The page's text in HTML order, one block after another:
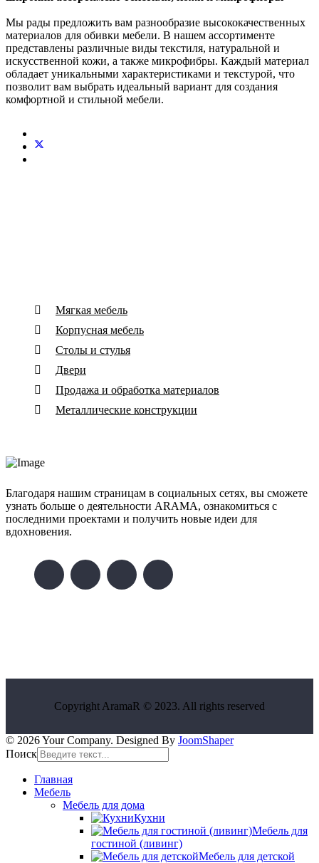
Мы рады предложить вам разнообразие высококачественных
материалов для обивки мебели. В нашем ассортименте
представлены различные виды текстиля, натуральной и
искусственной кожи, а также микрофибры. Каждый материал
обладает уникальными характеристиками и текстурой, что
позволит вам выбрать идеальный вариант для создания
комфортной и стильной мебели.
Мягкая мебель
Корпусная мебель
Столы и стулья
Двери
Продажа и обработка материалов
Металлические конструкции
Благодаря нашим страницам в социальных сетях, вы сможете
узнать больше о деятельности ARAMA, ознакомиться с
последними проектами и получить новые идеи для
вдохновения.
Copyright AramaR © 2023. All rights reserved
© 2026 Your Company. Designed By JoomShaper
Поиск
Главная
Мебель
Мебель для дома
Кухни
Мебель для
гостиной (ливинг)
Мебель для детской